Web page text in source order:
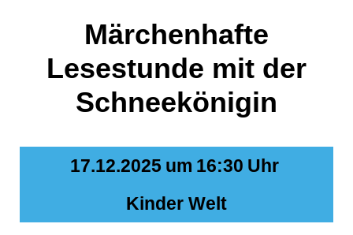
Märchenhafte
Lesestunde mit der
Schneekönigin
17.12.2025 um 16:30 Uhr
Kinder Welt